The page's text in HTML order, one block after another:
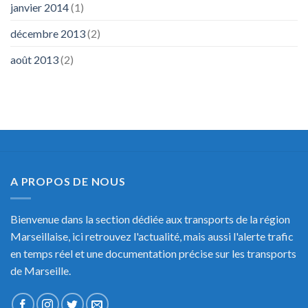
janvier 2014(1)
décembre 2013(2)
août 2013(2)
A PROPOS DE NOUS
Bienvenue dans la section dédiée aux transports de la région
Marseillaise, ici retrouvez l'actualité, mais aussi l'alerte trafic
en temps réel et une documentation précise sur les transports
de Marseille.